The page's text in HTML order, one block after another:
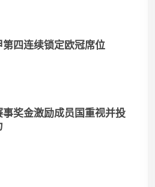
四连续锁定欧冠席位
奖金激励成员国重视并投